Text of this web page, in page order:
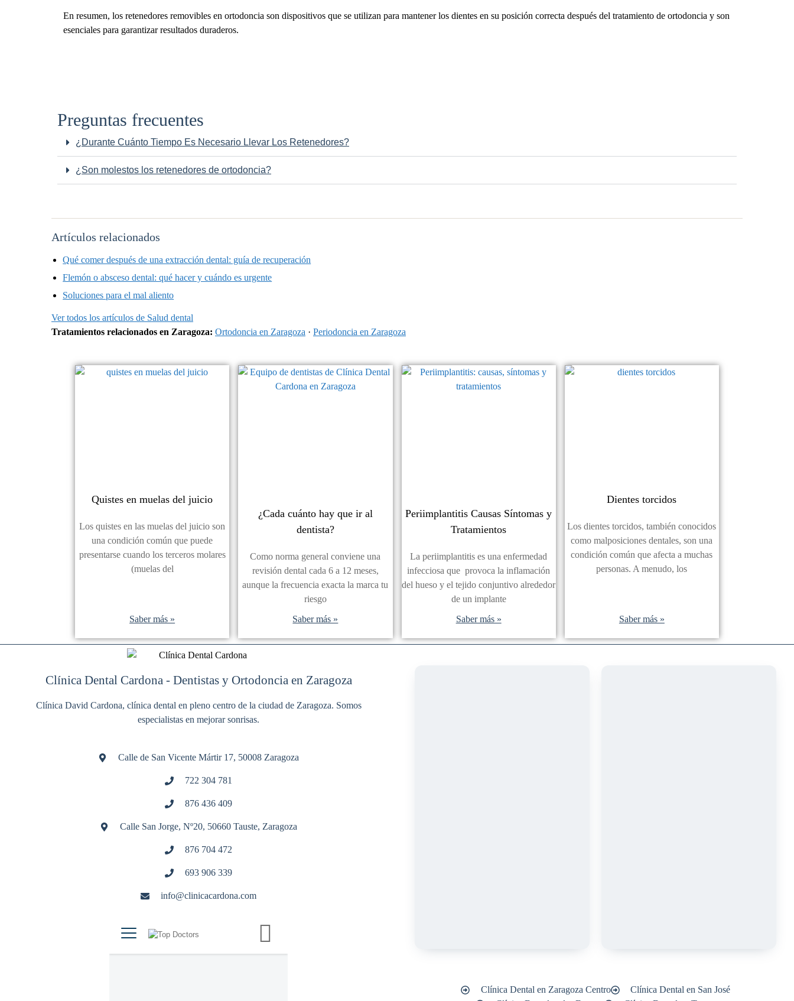
En resumen, los retenedores removibles en ortodoncia son dispositivos que se utilizan para mantener los dientes en su posición correcta después del tratamiento de ortodoncia y son
esenciales para garantizar resultados duraderos.
Preguntas frecuentes
¿Durante Cuánto Tiempo Es Necesario Llevar Los Retenedores?
¿Son molestos los retenedores de ortodoncia?
Artículos relacionados
Qué comer después de una extracción dental: guía de recuperación
Flemón o absceso dental: qué hacer y cuándo es urgente
Soluciones para el mal aliento
Ver todos los artículos de Salud dental
Tratamientos relacionados en Zaragoza: Ortodoncia en Zaragoza · Periodoncia en Zaragoza
Quistes en muelas del juicio
Los quistes en las muelas del juicio son
una condición común que puede
presentarse cuando los terceros molares
(muelas del
Saber más »
¿Cada cuánto hay que ir al
dentista?
Como norma general conviene una
revisión dental cada 6 a 12 meses,
aunque la frecuencia exacta la marca tu
riesgo
Saber más »
Periimplantitis Causas Síntomas y
Tratamientos
La periimplantitis es una enfermedad
infecciosa que provoca la inflamación
del hueso y el tejido conjuntivo alrededor
de un implante
Saber más »
Dientes torcidos
Los dientes torcidos, también conocidos
como malposiciones dentales, son una
condición común que afecta a muchas
personas. A menudo, los
Saber más »
Clínica Dental Cardona - Dentistas y Ortodoncia en Zaragoza
Clínica David Cardona, clínica dental en pleno centro de la ciudad de Zaragoza. Somos
especialistas en mejorar sonrisas.
Calle de San Vicente Mártir 17, 50008 Zaragoza
722 304 781
876 436 409
Calle San Jorge, Nº20, 50660 Tauste, Zaragoza
876 704 472
693 906 339
info@clinicacardona.com
Clínica Dental en Zaragoza Centro
Clínica Dental en San José